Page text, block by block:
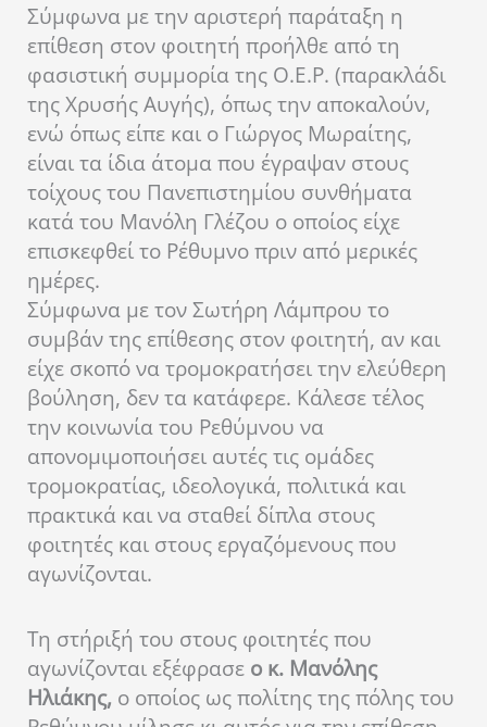
Σύμφωνα με την αριστερή παράταξη η
επίθεση στον φοιτητή προήλθε από τη
φασιστική συμμορία της Ο.Ε.Ρ. (παρακλάδι
της Χρυσής Αυγής), όπως την αποκαλούν,
ενώ όπως είπε και ο Γιώργος Μωραίτης,
είναι τα ίδια άτομα που έγραψαν στους
τοίχους του Πανεπιστημίου συνθήματα
κατά του Μανόλη Γλέζου ο οποίος είχε
επισκεφθεί το Ρέθυμνο πριν από μερικές
ημέρες.
Σύμφωνα με τον Σωτήρη Λάμπρου το
συμβάν της επίθεσης στον φοιτητή, αν και
είχε σκοπό να τρομοκρατήσει την ελεύθερη
βούληση, δεν τα κατάφερε. Κάλεσε τέλος
την κοινωνία του Ρεθύμνου να
απονομιμοποιήσει αυτές τις ομάδες
τρομοκρατίας, ιδεολογικά, πολιτικά και
πρακτικά και να σταθεί δίπλα στους
φοιτητές και στους εργαζόμενους που
αγωνίζονται.
Τη στήριξή του στους φοιτητές που
αγωνίζονται εξέφρασε ο κ. Μανόλης
Ηλιάκης, ο οποίος ως πολίτης της πόλης του